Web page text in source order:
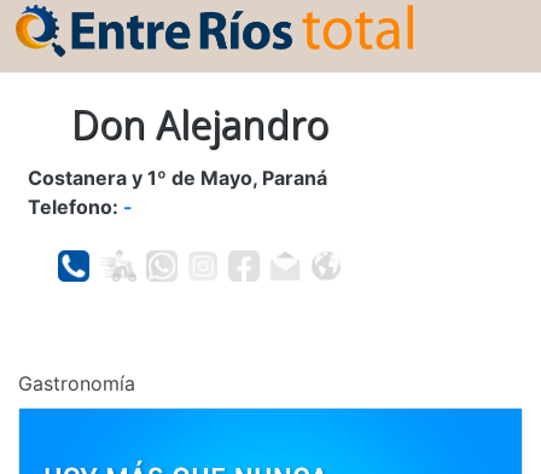
Don Alejandro
Costanera y 1º de Mayo, Paraná
Telefono: -
Gastronomía